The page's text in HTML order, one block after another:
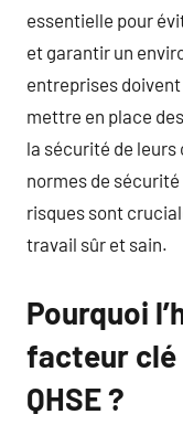
essentielle pour
et garantir un
entreprises
mettre en place
la sécurité de
normes de
risques sont
travail sûr et sain.
Pourquoi
facteur clé
QHSE ?